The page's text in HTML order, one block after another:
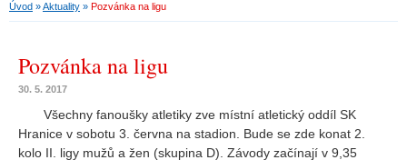
Úvod »Aktuality » Pozvánka na ligu
Pozvánka na ligu
30. 5. 2017
Všechny fanoušky atletiky zve místní atletický oddíl SK
Hranice v sobotu 3. června na stadion. Bude se zde konat 2.
kolo II. ligy mužů a žen (skupina D). Závody začínají v 9,35